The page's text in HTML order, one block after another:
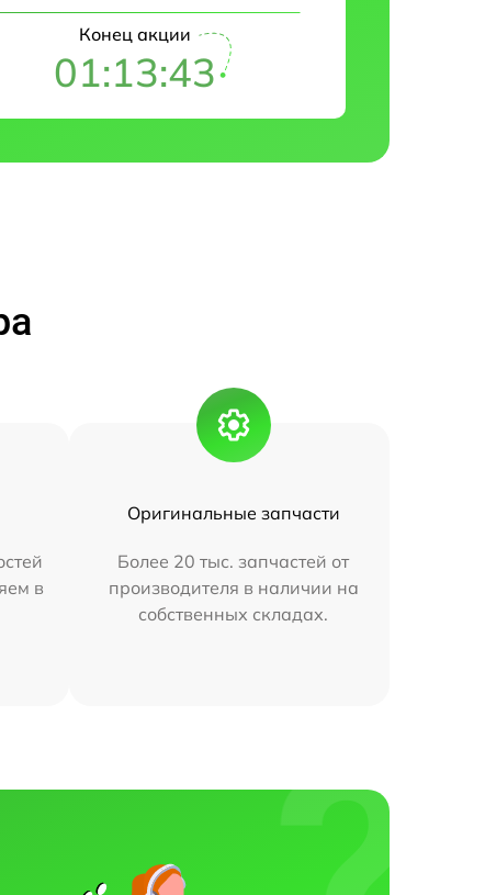
Конец акции
01:13:41
в
Оригинальные запчасти
Более 20 тыс. запчастей от
производителя в наличии на
собственных складах.